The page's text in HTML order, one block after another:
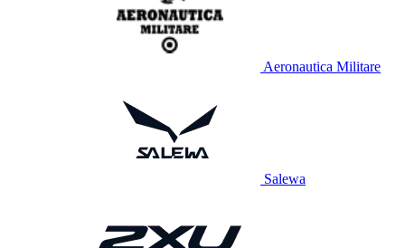
Aeronautica Militare
Salewa